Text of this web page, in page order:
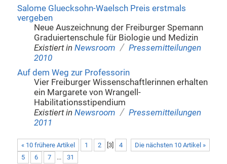
Salome Gluecksohn-Waelsch Preis erstmals
vergeben
Neue Auszeichnung der Freiburger Spemann
Graduiertenschule für Biologie und Medizin
Existiert in Newsroom / Pressemitteilungen
2010
Auf dem Weg zur Professorin
Vier Freiburger Wissenschaftlerinnen erhalten
ein Margarete von Wrangell-
Habilitationsstipendium
Existiert in Newsroom / Pressemitteilungen
2011
« 10 frühere Artikel Die nächsten 10 Artikel »
1 2 3]
4
5
6 7 ... 31